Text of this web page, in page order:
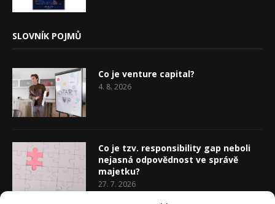
SLOVNÍK POJMŮ
Co je venture capital?
4. 8. 2026
Co je tzv. responsibility gap neboli
nejasná odpovědnost ve správě
majetku?
27. 7. 2026